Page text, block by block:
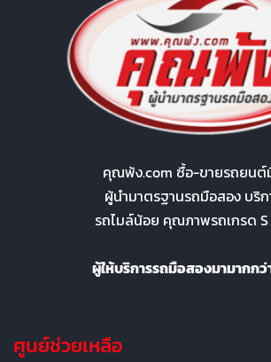
คุณพ้ง.com ซื้อ-ขายรถยนต์
ผู้นำมาตรฐานรถมือสอง บริ
รถไมล์น้อย คุณภาพรถเกรด S
ผู้ให้บริการรถมือสองมามากกว่
ศูนย์ช่วยเหลือ